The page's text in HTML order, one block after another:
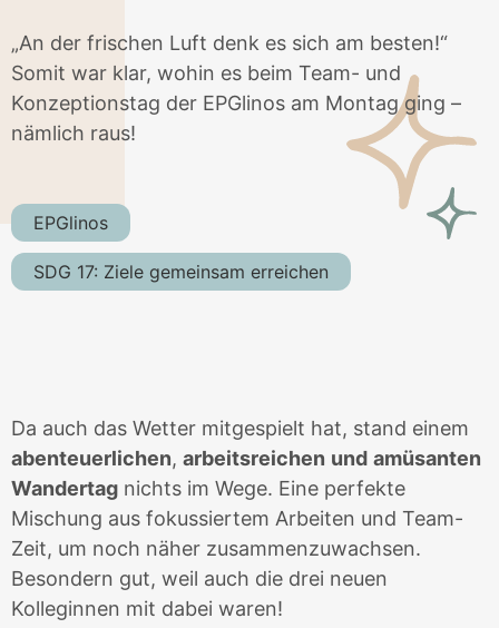
„An der frischen Luft denk es sich am besten!“
Somit war klar, wohin es beim Team- und
Konzeptionstag der EPGlinos am Montag ging –
nämlich raus!
EPGlinos
SDG 17: Ziele gemeinsam erreichen
Da auch das Wetter mitgespielt hat, stand einem
abenteuerlichen, arbeitsreichen und amüsanten
Wandertag nichts im Wege. Eine perfekte
Mischung aus fokussiertem Arbeiten und Team-
Zeit, um noch näher zusammenzuwachsen.
Besondern gut, weil auch die drei neuen
Kolleginnen mit dabei waren!